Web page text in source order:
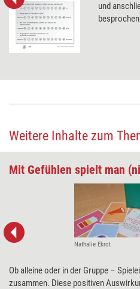
und
Weitere Inhalte zum
Mit Gefühlen spielt man
Nathalie Ekrot
Ob alleine oder in der Gruppe –
zusammen. Diese positiven